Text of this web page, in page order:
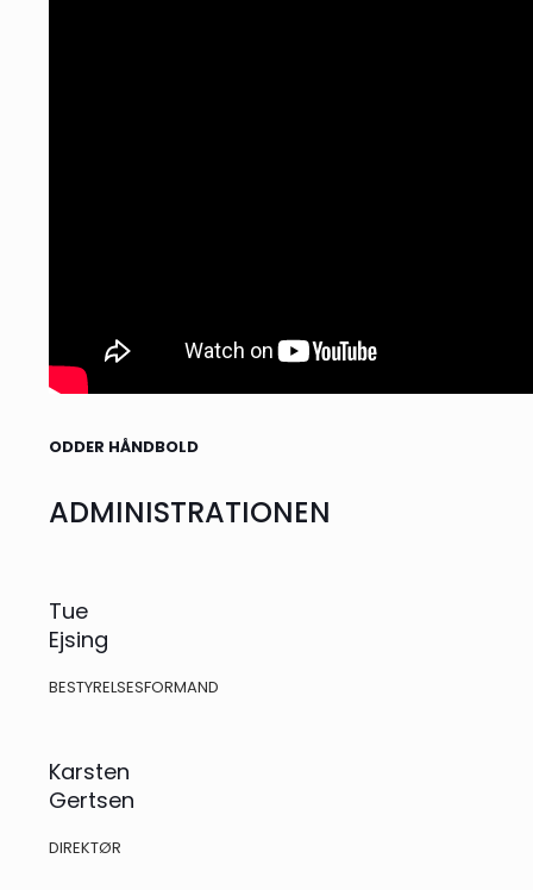
ODDER HÅNDBOLD
ADMINISTRATIONEN
Tue
Ejsing
BESTYRELSESFORMAND
Karsten
Gertsen
DIREKTØR